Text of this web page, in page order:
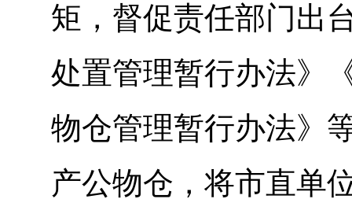
矩，督促责任部门出
处置管理暂行办法》
物仓管理暂行办法》
产公物仓，将市直单